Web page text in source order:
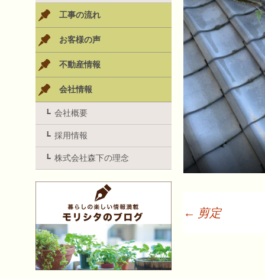
← 剪定
工事の流れ
お客様の声
不動産情報
会社情報
会社概要
採用情報
株式会社森下の理念